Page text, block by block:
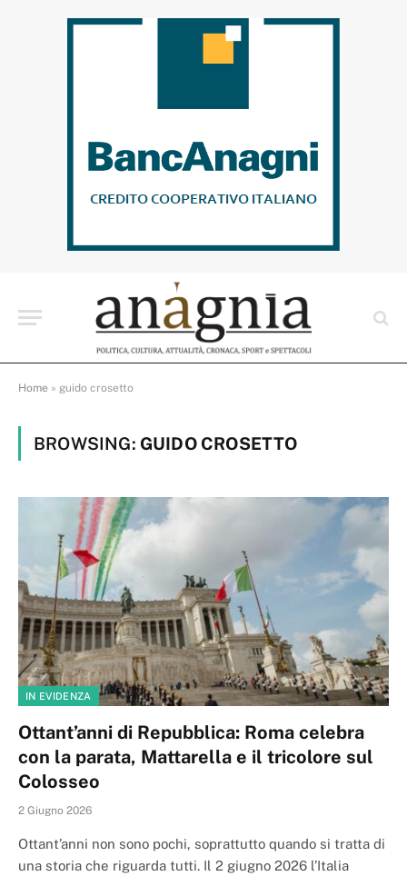
Home » guido crosetto
BROWSING: GUIDO CROSETTO
IN EVIDENZA
Ottant’anni di Repubblica: Roma celebra
con la parata, Mattarella e il tricolore sul
Colosseo
2 Giugno 2026
Ottant’anni non sono pochi, soprattutto quando si tratta di
una storia che riguarda tutti. Il 2 giugno 2026 l’Italia